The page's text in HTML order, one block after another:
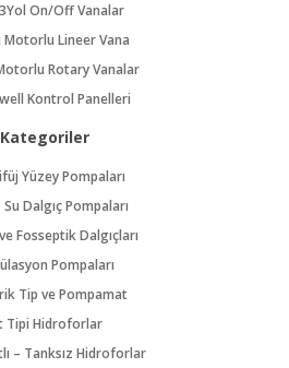
On/Off Vanalar
Motorlu Lineer Vana
Rotary Vanalar
Kontrol Panelleri
Kategoriler
Yüzey Pompaları
Dalgıç Pompaları
Fosseptik Dalgıçları
Pompaları
Tip ve Pompamat
Tipi Hidroforlar
– Tanksız Hidroforlar